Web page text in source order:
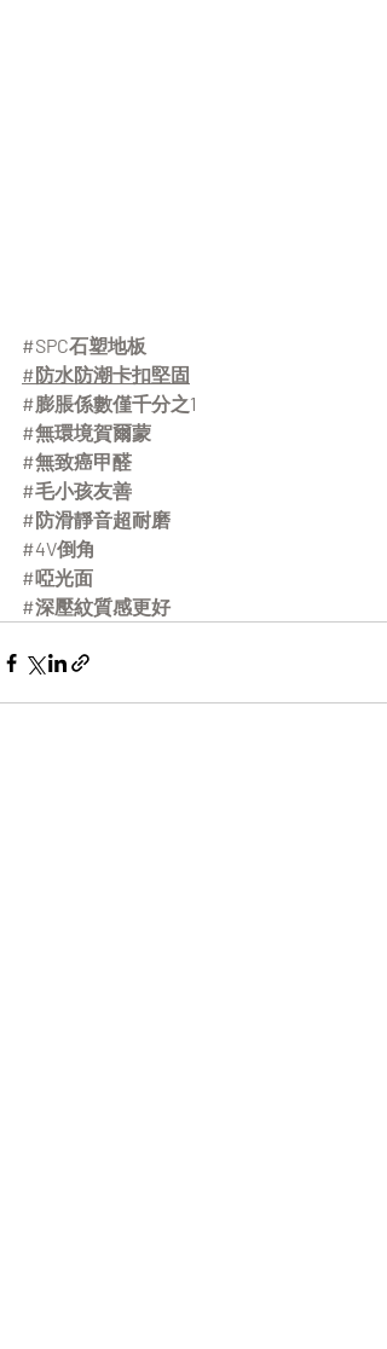
#SPC石塑地板
#防水防潮卡扣堅固
#膨脹係數僅千分之1
#無環境賀爾蒙
#無致癌甲醛
#毛小孩友善
#防滑靜音超耐磨
#4V倒角
#啞光面
#深壓紋質感更好